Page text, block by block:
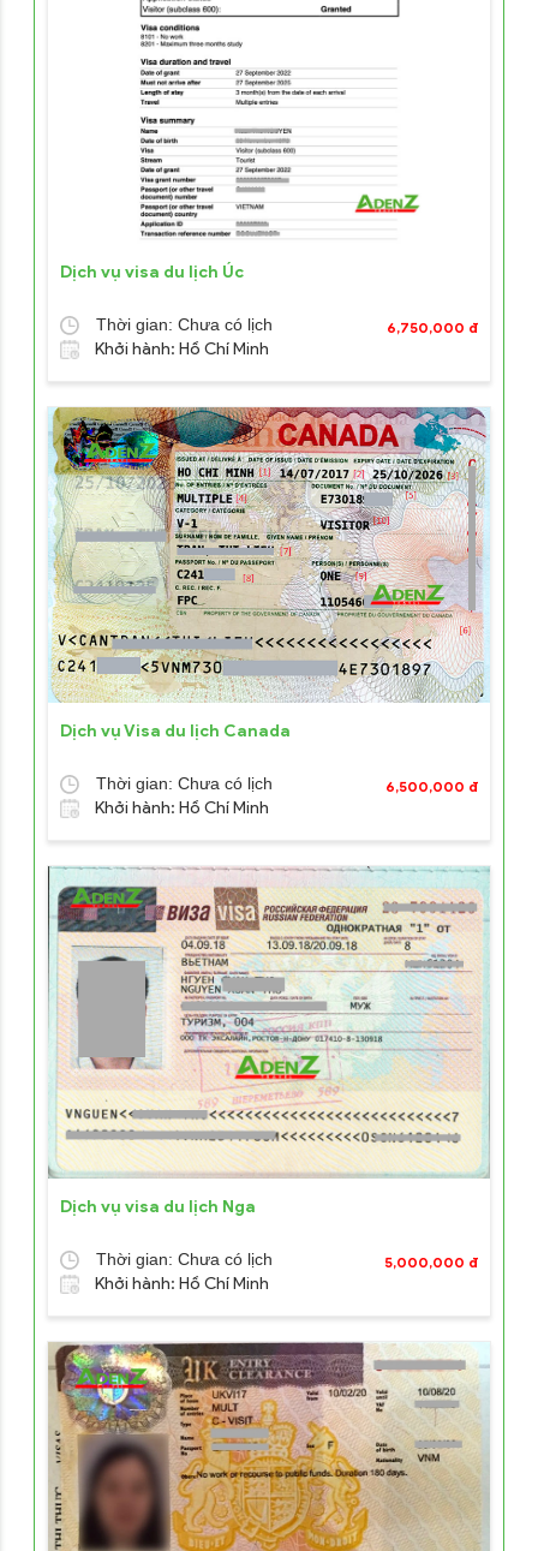
Dịch vụ visa du lịch Úc
Thời gian: Chưa có lịch
Khởi hành: Hồ Chí Minh
6,750,000 đ
Dịch vụ Visa du lịch Canada
Thời gian: Chưa có lịch
Khởi hành: Hồ Chí Minh
6,500,000 đ
Dịch vụ visa du lịch Nga
Thời gian: Chưa có lịch
Khởi hành: Hồ Chí Minh
5,000,000 đ